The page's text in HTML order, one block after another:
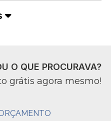
O QUE PROCURAVA?
grátis agora mesmo!